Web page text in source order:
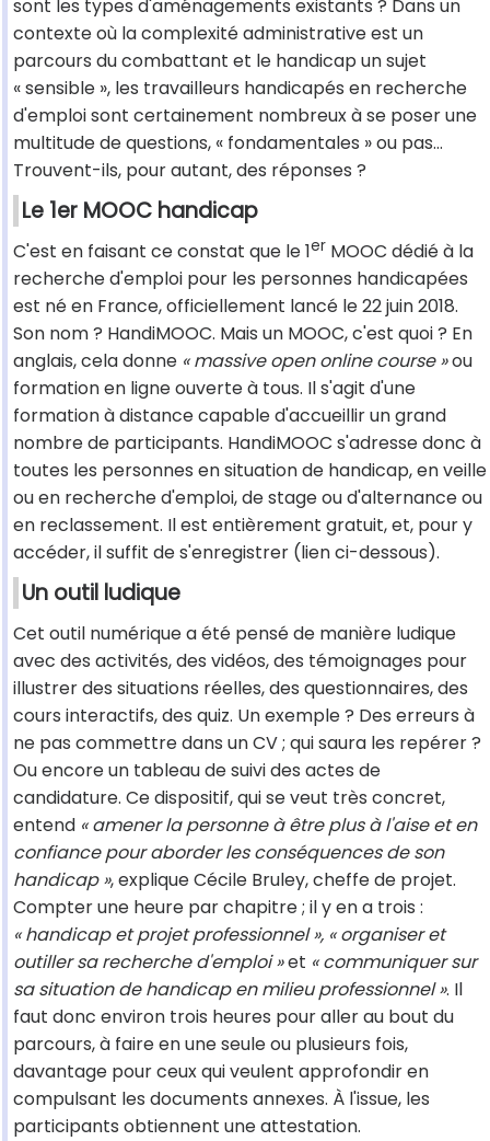
sont les types d'aménagements existants ? Dans un
contexte où la complexité administrative est un
parcours du combattant et le handicap un sujet
« sensible », les travailleurs handicapés en recherche
d'emploi sont certainement nombreux à se poser une
multitude de questions, « fondamentales » ou pas…
Trouvent-ils, pour autant, des réponses ?
Le 1er MOOC handicap
C'est en faisant ce constat que le 1er MOOC dédié à la
recherche d'emploi pour les personnes handicapées
est né en France, officiellement lancé le 22 juin 2018.
Son nom ? HandiMOOC. Mais un MOOC, c'est quoi ? En
anglais, cela donne « massive open online course »ou
formation en ligne ouverte à tous. Il s'agit d'une
formation à distance capable d'accueillir un grand
nombre de participants. HandiMOOC s'adresse donc à
toutes les personnes en situation de handicap, en veille
ou en recherche d'emploi, de stage ou d'alternance ou
en reclassement. Il est entièrement gratuit, et, pour y
accéder, il suffit de s'enregistrer (lien ci-dessous).
Un outil ludique
Cet outil numérique a été pensé de manière ludique
avec des activités, des vidéos, des témoignages pour
illustrer des situations réelles, des questionnaires, des
cours interactifs, des quiz. Un exemple ? Des erreurs à
ne pas commettre dans un CV ; qui saura les repérer ?
Ou encore un tableau de suivi des actes de
candidature. Ce dispositif, qui se veut très concret,
entend « amener la personne à être plus à l'aise et en
confiance pour aborder les conséquences de son
handicap », explique Cécile Bruley, cheffe de projet.
Compter une heure par chapitre ; il y en a trois :
« handicap et projet professionnel », « organiser et
outiller sa recherche d'emploi »et « communiquer sur
sa situation de handicap en milieu professionnel ». Il
faut donc environ trois heures pour aller au bout du
parcours, à faire en une seule ou plusieurs fois,
davantage pour ceux qui veulent approfondir en
compulsant les documents annexes. À l'issue, les
participants obtiennent une attestation.